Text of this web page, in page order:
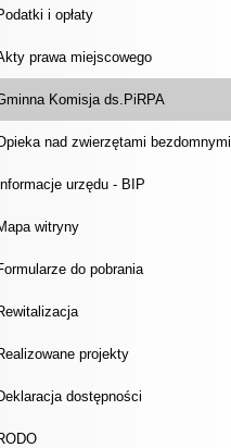
i opłaty
prawa miejscowego
Komisja ds.PiRPA
nad zwierzętami bezdomnymi
Informacje urzędu - BIP
witryny
do pobrania
projekty
dostępności